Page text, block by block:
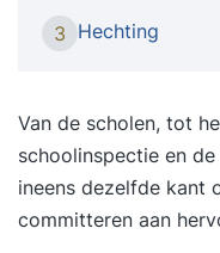
school dan ook
u dus maar beter
onze intensieve
maat voor uw
om onder
3 Hechting
Van de scholen, tot
schoolinspectie en
ineens dezelfde kant
committeren aan